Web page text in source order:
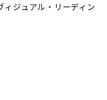
ィジュアル・リーディン